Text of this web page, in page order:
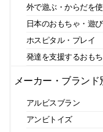
外で遊ぶ・からだを
日本のおもちゃ・遊び
ホスピタル・プレイ
発達を支援するおも
メーカー・ブランド
アルビスブラン
アンビトイズ